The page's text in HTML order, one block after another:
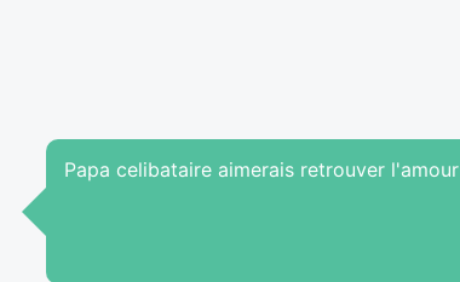
Papa celibataire aimerais retrouver l'amour